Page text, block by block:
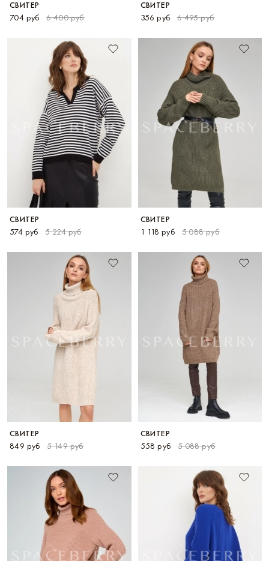
СВИТЕР
704 руб
6 400 руб
СВИТЕР
356 руб
6 495 руб
СВИТЕР
574 руб
5 224 руб
СВИТЕР
1 118 руб
5 088 руб
СВИТЕР
849 руб
5 149 руб
СВИТЕР
558 руб
5 088 руб